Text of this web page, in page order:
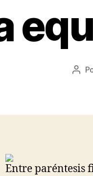
Entre paréntesis